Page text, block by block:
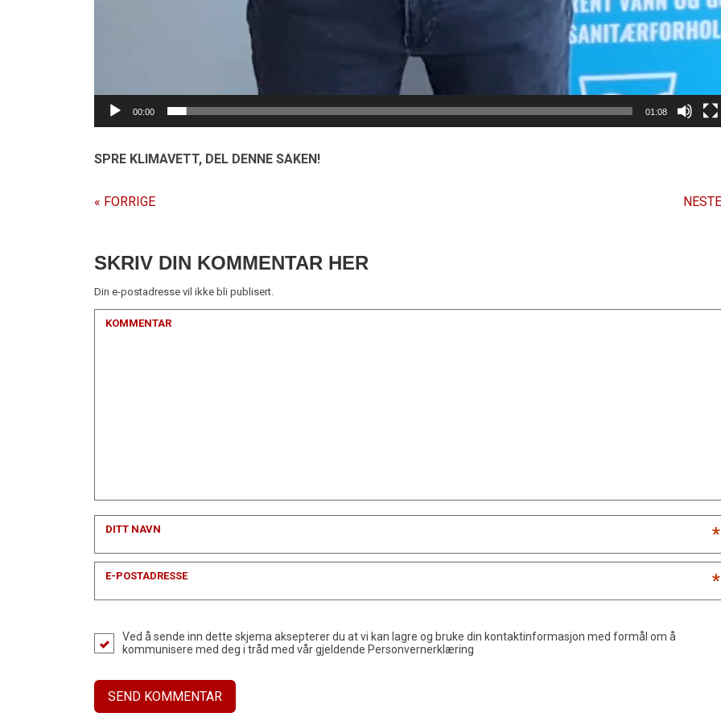
00:00 01:08
SPRE KLIMAVETT, DEL DENNE SAKEN!
« FORRIGE
SKRIV DIN KOMMENTAR HER
Din e-postadresse vil ikke bli publisert.
KOMMENTAR
DITT NAVN *
E-POSTADRESSE *
Ved å sende inn dette skjema aksepterer du at vi kan lagre og bruke din kontaktinformasjon med formål om å
kommunisere med deg i tråd med vår gjeldende Personvernerklæring